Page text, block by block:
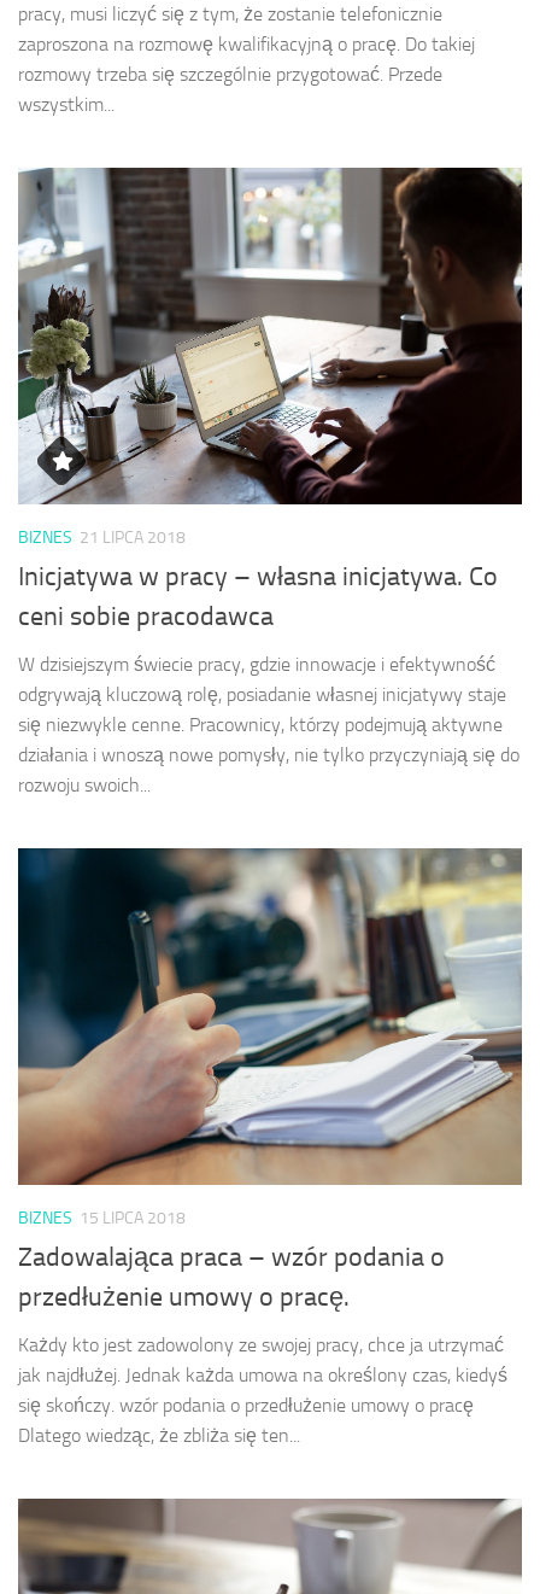
pracy, musi liczyć się z tym, że zostanie telefonicznie
zaproszona na rozmowę kwalifikacyjną o pracę. Do takiej
rozmowy trzeba się szczególnie przygotować. Przede
wszystkim...
BIZNES 21 LIPCA 2018
Inicjatywa w pracy – własna inicjatywa. Co
ceni sobie pracodawca
W dzisiejszym świecie pracy, gdzie innowacje i efektywność
odgrywają kluczową rolę, posiadanie własnej inicjatywy staje
się niezwykle cenne. Pracownicy, którzy podejmują aktywne
działania i wnoszą nowe pomysły, nie tylko przyczyniają się do
rozwoju swoich...
BIZNES 15 LIPCA 2018
Zadowalająca praca – wzór podania o
przedłużenie umowy o pracę.
Każdy kto jest zadowolony ze swojej pracy, chce ja utrzymać
jak najdłużej. Jednak każda umowa na określony czas, kiedyś
się skończy. wzór podania o przedłużenie umowy o pracę
Dlatego wiedząc, że zbliża się ten...